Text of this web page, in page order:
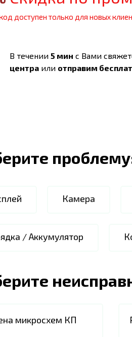
доступен только для новых
В течении 5 мин с Вами
центра или отправим
Камера
/ Аккумулятор
микросхем КП